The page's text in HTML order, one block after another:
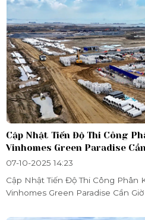
Cập Nhật Tiến Độ Thi Công
Vinhomes Green Paradise
07-10-2025 14:23
Cập Nhật Tiến Độ Thi Công Phân
Vinhomes Green Paradise Cần